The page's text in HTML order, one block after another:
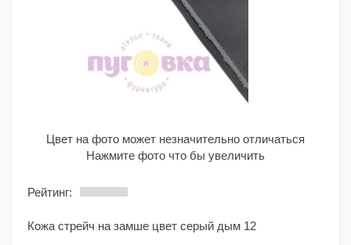
Цвет на фото может незначительно отличаться
Нажмите фото что бы увеличить
Рейтинг:
Кожа стрейч на замше цвет серый дым 12